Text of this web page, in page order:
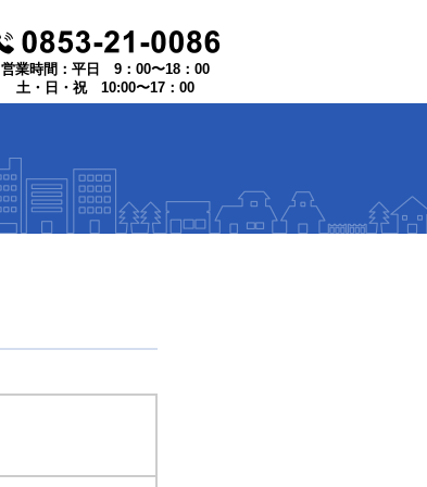
営業時間：平日 9：00〜18：00
土・日・祝 10:00〜17：00